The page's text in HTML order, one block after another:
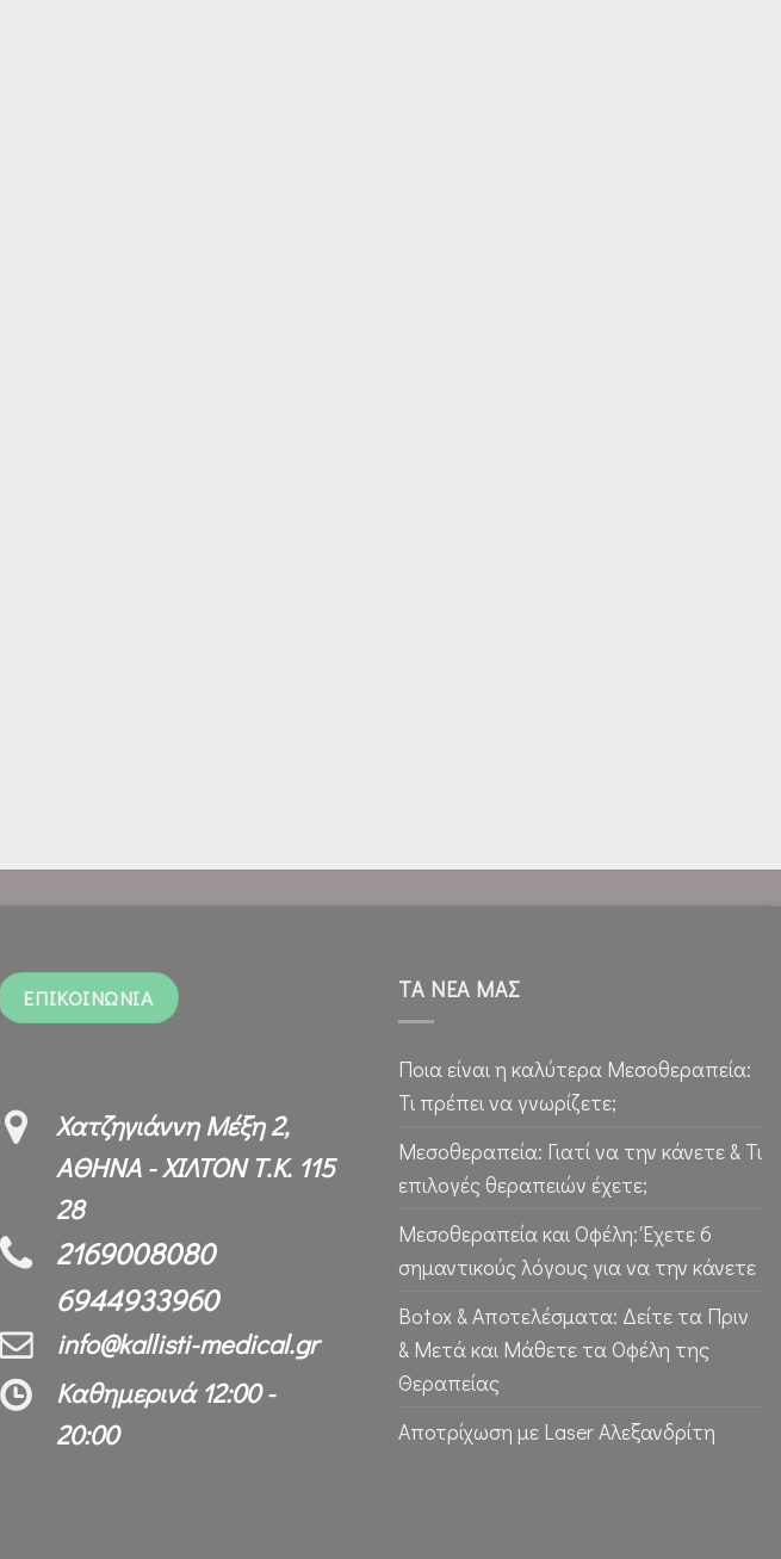
ΕΠΙΚΟΙΝΩΝΙΑ
Χατζηγιάννη Μέξη 2,
ΑΘΗΝΑ - ΧΙΛΤΟΝ Τ.Κ. 115
28
2169008080
6944933960
info@kallisti-medical.gr
Καθημερινά 12:00 -
20:00
ΤΑ ΝΕΑ ΜΑΣ
Ποια είναι η καλύτερα Μεσοθεραπεία:
Τι πρέπει να γνωρίζετε;
Μεσοθεραπεία: Γιατί να την κάνετε & Τι
επιλογές θεραπειών έχετε;
Μεσοθεραπεία και Οφέλη: Έχετε 6
σημαντικούς λόγους για να την κάνετε
Botox & Αποτελέσματα: Δείτε τα Πριν
& Μετά και Μάθετε τα Οφέλη της
Θεραπείας
Αποτρίχωση με Laser Αλεξανδρίτη